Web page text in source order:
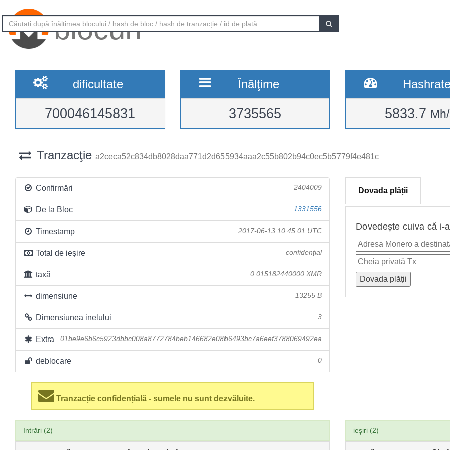
blocuri
dificultate
700046145831
Înălţime
3735565 5833.7
Tranzacţie a2ceca52c834db8028daa771d2d655934aaa2c55b802b94c0ec5b5779f4e481c
Confirmări 2404009
De la Bloc 1331556
Timestamp 2017-06-13 10:45:01 UTC
Total de ieșire confidențial
taxă 0.015182440000 XMR
dimensiune 13255 B
Dimensiunea inelului 3
Extra 01be9e6b6c5923dbbc008a8772784beb146682e08b6493bc7a6eef3788069492ea
deblocare 0
Tranzacție confidențială - sumele nu sunt dezvăluite.
Dovada plății
Dovedește cuiva că i-
Intrări (2) ieşiri (2)